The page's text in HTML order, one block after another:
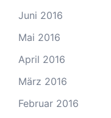
Juni 2016
Mai 2016
April 2016
März 2016
Februar 2016